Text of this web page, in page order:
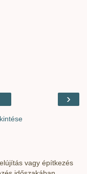
›
vagy építkezés